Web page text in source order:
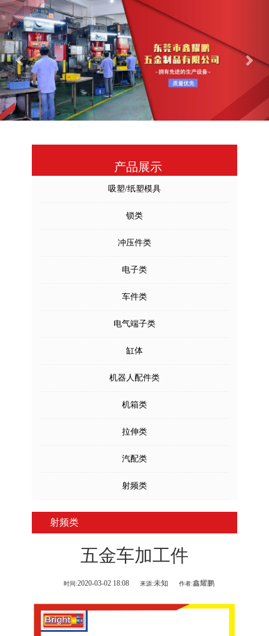
Previous
产品展示
吸塑/纸塑模具
锁类
冲压件类
电子类
车件类
电气端子类
缸体
机器人配件类
机箱类
拉伸类
汽配类
射频类
射频类
五金车加工件
时间:2020-03-02 18:08 来源:未知 作者:鑫耀鹏